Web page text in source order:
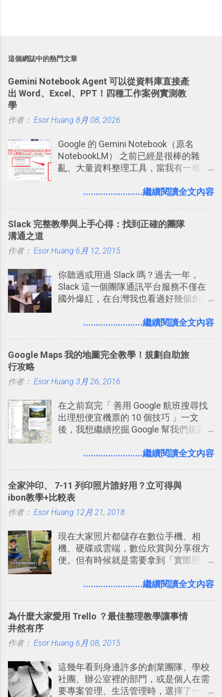
這個網誌中的熱門文章
Gemini Notebook Agent 可以從資料庫直接產
出 Word、Excel、PPT！四種工作案例實測教
學
作者： Esor Huang 8月 08, 2026
Google 的 Gemini Notebook（原名
NotebookLM） 之前已經是很棒的雜
亂、大量資料整理工具，當我有一堆需
量格式不一的混亂工作文件需要彙整，
Codex 這樣的 AI 工作作進階處理。
........................繼續閱讀全文內容
Slack 完整教學與上手心得：找到正確的團隊
溝通之道
作者： Esor Huang 6月 12, 2015
你聽過或用過 Slack 嗎？過去一年，
Slack 這一個團隊通訊平台服務不僅在
國外爆紅，在台灣我也看過好幾個創業
理，到底 Slack 有什麼魅力？它是不是
有機會在一個專案合作中使用了 Slack
點： 1. 「 很有趣 」： Slack 裡擁有跟
聊天打屁、傳送有趣影音圖文的功能。
2. 「 有效率 」：但是 Slack 的頻道、群
組機制讓茶水間的聊天，不會干擾工作
事可以從聊天中記錄重點。 3. 「 有彈性
的軟體則讓同事可以在任何地方和公司
保持聯繫。 如果你需要中文版的同類平
台，可以參考： JANDI 高效率團隊通訊
戶 。 2017/3 新增 ： Sortd for Slack：
改造 Slack 討論串介面變成專案任務排
程看板
........................繼續閱讀全文內容
Google Maps 我的地圖完全教學！規劃自助旅
行攻略
作者： Esor Huang 3月 26, 2016
在之前寫完「 善用 Google 航班搜尋找
出理想便宜機票的 10 個技巧 」一文
後，我想繼續挖掘 Google 幫我們規劃
入的來聊聊 Google 的「我的地圖」服
線，對商務需求來說可以打造出一張一
張資料地圖（例如我之前在製作一本新
書時建立的「 台灣推薦空拍地點地圖
規劃自助旅行路線！ Google 「我的地
圖」在規劃自助旅行路線時可以解決許
多問題： 國外地點名稱地址常常難懂，
稱。 在規劃路線之外，自訂地圖還能補
時帶來好心情，二方面事後就是最好的
享合作，讓彼此都能在手機上查看這次
........................繼續閱讀全文內容
全家沖印、 7-11 列印照片誰好用？立可得與
ibon教學+比較表
作者： Esor Huang 12月 21, 2018
現在大家照片都儲存在數位手機、相
機、硬碟或雲端，數位欣賞與分享很方
便。但有時候就是需要拿到「實際照
要製作家庭相框 用照片來當小禮物 把照
片？而且最好能不花時間、立即拿到、
（或是沒有好的印表機），又不想跑照
提供了印照片的服務 ，而且價格不貴，
可以立即拿到，操作流程也十分簡單。
之前我在電腦玩物分享過：「 不需買印
........................繼續閱讀全文內容
為什麼大家愛用 Trello ？最佳整理教學讓事情
井然有序
作者： Esor Huang 6月 08, 2015
這幾年看到身邊許多的創業團隊、學校
社團、辦公室裡的部門，或是個人在需
要專案管理、生活管理時，選擇了一個